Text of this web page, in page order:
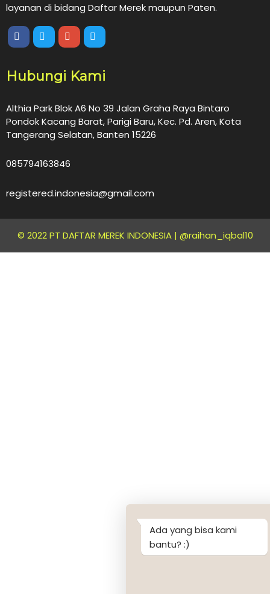
layanan di bidang Daftar Merek maupun Paten.
Hubungi Kami
Althia Park Blok A6 No 39 Jalan Graha Raya Bintaro
Pondok Kacang Barat, Parigi Baru, Kec. Pd. Aren, Kota
Tangerang Selatan, Banten 15226
085794163846
registered.indonesia@gmail.com
© 2022 PT DAFTAR MEREK INDONESIA | @raihan_iqbal10
Ada yang bisa kami
bantu? :)